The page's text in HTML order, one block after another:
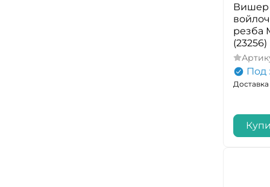
Вишер
резба
(23256)
Под
Доставка